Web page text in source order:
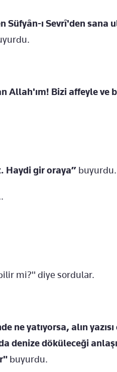
Süfyân-ı Sevrî'den sana
Allah'ım! Bizi affeyle ve
Haydi gir oraya” buyurdu.
mi?" diye sordular.
ne yatıyorsa, alın yazısı
denize döküleceği
buyurdu.